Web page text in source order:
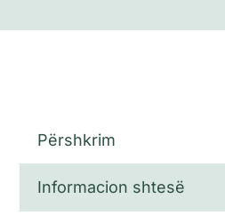
Përshkrim
Informacion shtesë